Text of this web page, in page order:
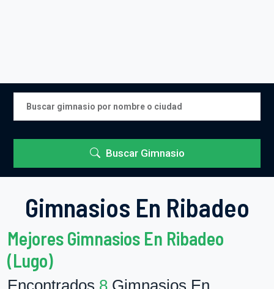
Buscar Gimnasio
Gimnasios En Ribadeo
Mejores Gimnasios En Ribadeo
(Lugo)
Encontrados 8 Gimnasios En